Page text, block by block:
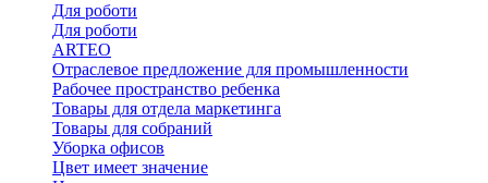
Для роботи
Для роботи
ARTEO
Отраслевое предложение для промышленности
Рабочее пространство ребенка
Товары для отдела маркетинга
Товары для собраний
Уборка офисов
Цвет имеет значение